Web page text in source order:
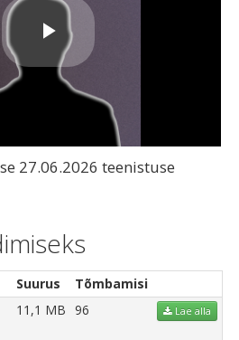
Play
Video
27.06.2026 teenistuse
Suurus
Tõmbamisi
11,1 MB 96 Lae alla